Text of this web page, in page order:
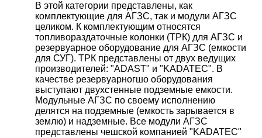
В этой категории представлены, как
комплектующие для АГЗС, так и модули АГЗС
целиком. К комплектующим относятся
топливораздаточные колонки (ТРК) для АГЗС и
резервуарное оборудование для АГЗС (емкости
для СУГ). ТРК представлены от двух ведущих
производителей: "ADAST" и "KADATEC". В
качестве резервуарногшо оборудования
выступают двухстенные подземные емкости.
Модульные АГЗС по своему исполнению
делятся на подземные (емкость зарывается в
землю) и надземные. Все модули АГЗС
представлены чешской компанией "KADATEC"